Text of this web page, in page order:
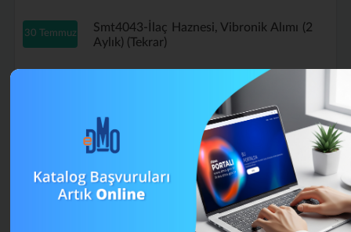
30 Temmuz
Smt4043-İlaç Haznesi, Vibronik Alımı (2
Aylık) (Tekrar)
Tıbbi Sarf Malzeme Alımı (2 Aylık A
Grubu ) Haziran 2026 (Tekrar)
B Grubu Tıbbi Sarf Malzeme Alımı
Mayıs (4 Aylık) (Tekrar)
13 Temmuz
Muayene Eldiveni Alımı Haziran 2026 (2
Aylık) (Tekrar)
Smt4043-İlaç Haznesi, Vibronik Alımı (2